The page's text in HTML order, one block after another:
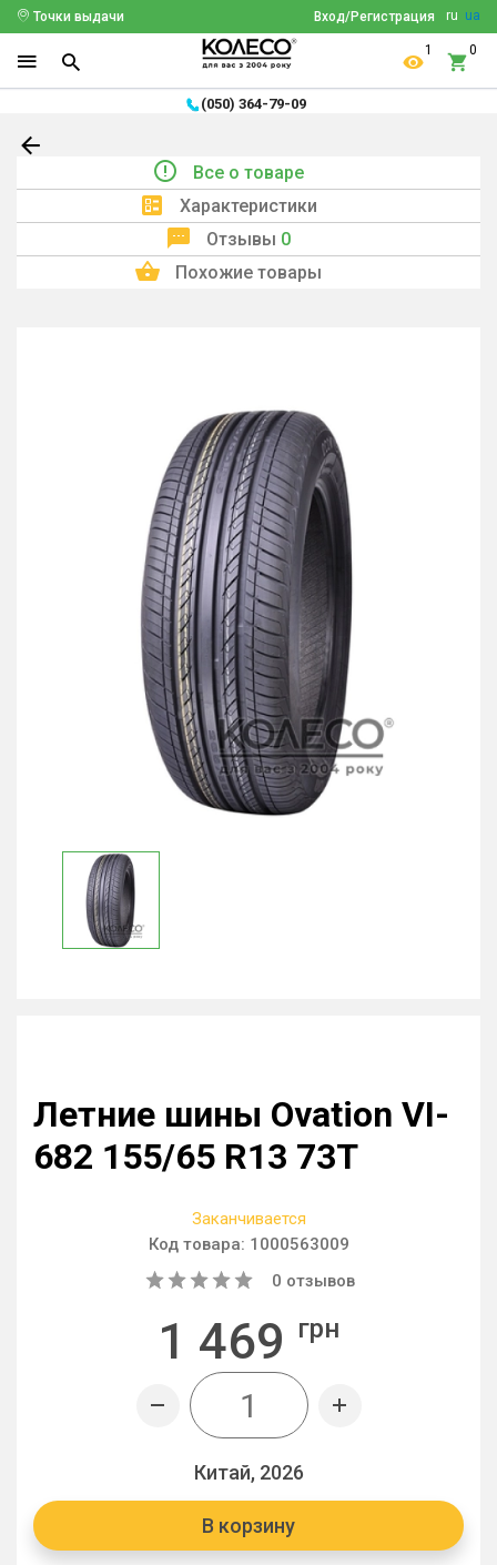
ru ua
Вход/Регистрация
Точки выдачи
1 0
(050) 364-79-09
Все о товаре
Характеристики
Отзывы 0
Похожие товары
Летние шины Ovation VI-
682 155/65 R13 73T
Заканчивается
Код товара: 1000563009
0 отзывов
1 469 грн
Китай, 2026
В корзину